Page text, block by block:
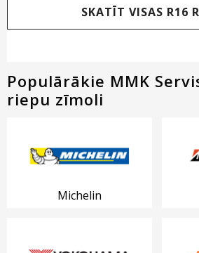
SKATĪT VISAS R16
Populārākie MMK
riepu zīmoli
Michelin